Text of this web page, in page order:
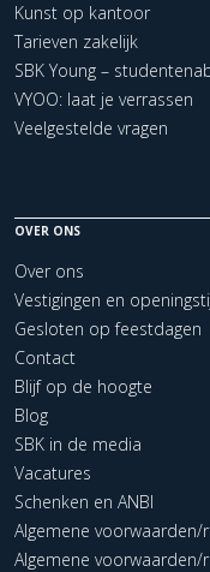
Kunst op kantoor
Tarieven zakelijk
SBK Young –
VYOO: laat je verrassen
Veelgestelde vragen
OVER ONS
Over ons
Vestigingen en
Gesloten op feestdagen
Contact
Blijf op de hoogte
Blog
SBK in de media
Vacatures
Schenken en ANBI
Algemene
Algemene voorwaarden/